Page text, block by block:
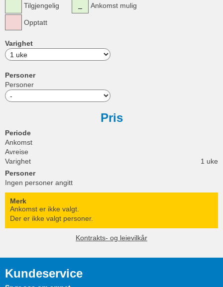
Tilgjengelig
Opptatt
Ankomst mulig
Varighet
Personer
Personer
Pris
Periode
Ankomst
Avreise
Varighet
1 uke
Personer
Ingen personer angitt
Merk
Ankomst er ikke valgt.
Der er ikke valgt personer.
Kontrakts- og leievilkår
Kundeservice